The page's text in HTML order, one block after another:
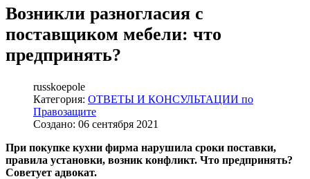
Возникли разногласия с
поставщиком мебели: что
предпринять?
russkoepole
Категория: ОТВЕТЫ И КОНСУЛЬТАЦИИ по
Правозащите
Создано: 06 сентября 2021
При покупке кухни фирма нарушила сроки поставки,
правила установки, возник конфликт. Что предпринять?
Советует адвокат.